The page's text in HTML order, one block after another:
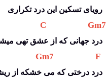
رویای تسکین این درد تکراری
C Gm7
درد جهانی که از عشق تهی
Gm7 F
درد درختی که می خشکه از